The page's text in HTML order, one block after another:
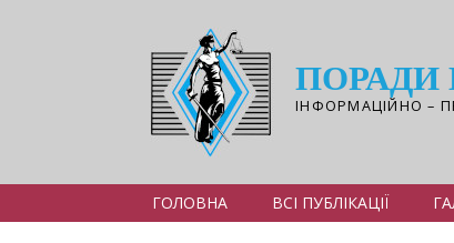
ІНФОРМАЦІЙНО –
ГОЛОВНА ВСІ ПУБЛІКАЦІЇ